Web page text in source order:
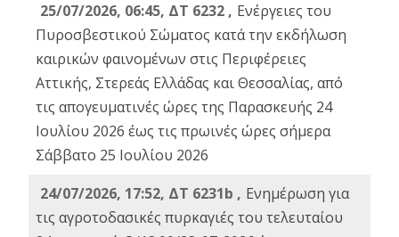
25/07/2026, 06:45, ΔΤ 6232 , Ενέργειες του
Πυροσβεστικού Σώματος κατά την εκδήλωση
καιρικών φαινομένων στις Περιφέρειες
Αττικής, Στερεάς Ελλάδας και Θεσσαλίας, από
τις απογευματινές ώρες της Παρασκευής 24
Ιουλίου 2026 έως τις πρωινές ώρες σήμερα
Σάββατο 25 Ιουλίου 2026
24/07/2026, 17:52, ΔΤ 6231b , Ενημέρωση για
τις αγροτοδασικές πυρκαγιές του τελευταίου